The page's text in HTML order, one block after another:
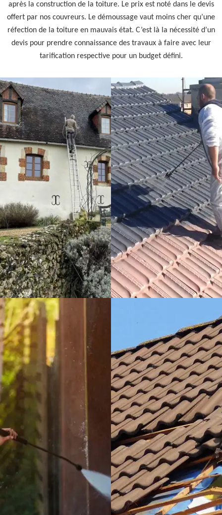
après la construction de la toiture. Le prix est noté dans le devis
offert par nos couvreurs. Le démoussage vaut moins cher qu’une
réfection de la toiture en mauvais état. C’est là la nécessité d’un
devis pour prendre connaissance des travaux à faire avec leur
tarification respective pour un budget défini.